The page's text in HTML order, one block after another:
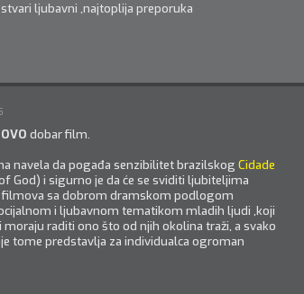
stvari ljubavni ,najtoplija preporuka
OVO dobar film.
navela da pogađa senzibilitet brazilskog Cidade
God) i sigurno je da će se sviditi ljubiteljima
sa dobrom dramskom podlogom
i ljubavnom tematikom mladih ljudi ,koji
moraju raditi ono što od njih okolina traži, a svako
tome predstavlja za individualca ogroman